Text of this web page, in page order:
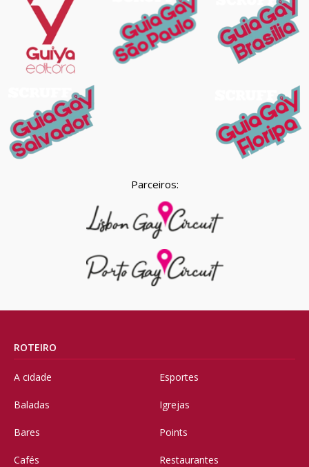
Parceiros:
ROTEIRO
A cidade
Baladas
Bares
Cafés
Esportes
Igrejas
Points
Restaurantes